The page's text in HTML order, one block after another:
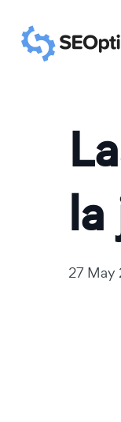
27 May